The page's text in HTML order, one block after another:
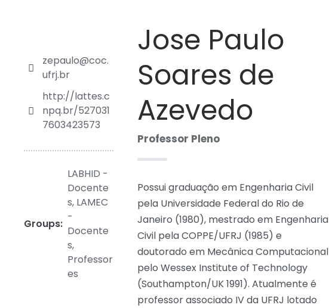
zepaulo@coc.
ufrj.br
http://lattes.c
npq.br/527031
7603423573
Groups:
LABHID -
Docente
s, LAMEC
-
Docente
s,
Professor
es
Jose Paulo
Soares de
Azevedo
Professor Pleno
Possui graduação em Engenharia Civil
pela Universidade Federal do Rio de
Janeiro (1980), mestrado em Engenharia
Civil pela COPPE/UFRJ (1985) e
doutorado em Mecânica Computacional
pelo Wessex Institute of Technology
(Southampton/UK 1991). Atualmente é
professor associado IV da UFRJ lotado